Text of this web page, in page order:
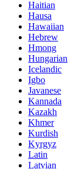
Haitian
Hausa
Hawaiian
Hebrew
Hmong
Hungarian
Icelandic
Igbo
Javanese
Kannada
Kazakh
Khmer
Kurdish
Kyrgyz
Latin
Latvian